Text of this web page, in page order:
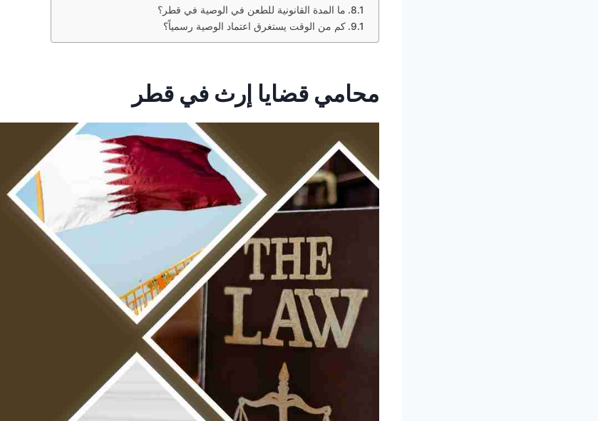
ما المدة القانونية للطعن في الوصية في قطر؟
كم من الوقت يستغرق اعتماد الوصية رسمياً؟
محامي قضايا إرث في قطر